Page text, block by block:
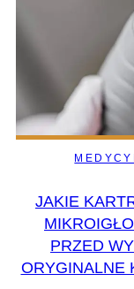
JAKIE
PRZED
ORYGINALNE